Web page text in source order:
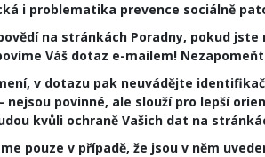
i problematika prevence sociálně
na stránkách Poradny, pokud
Váš dotaz e-mailem!
v dotazu pak neuvádějte
povinné, ale slouží pro lepší
kvůli ochraně Vašich dat na
pouze v případě, že jsou v něm